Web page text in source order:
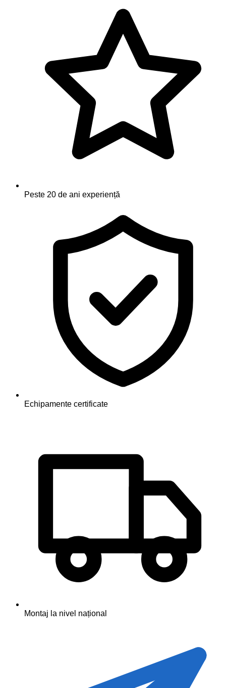
Peste 20 de ani experiență
Echipamente certificate
Montaj la nivel național